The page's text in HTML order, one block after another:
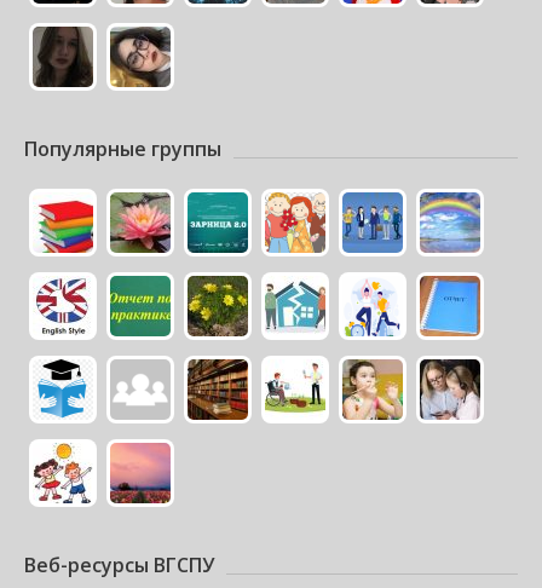
Популярные группы
Веб-ресурсы ВГСПУ